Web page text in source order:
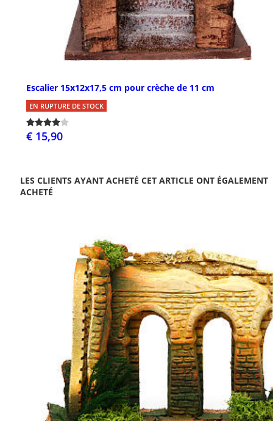
Escalier 15x12x17,5 cm pour crèche de 11 cm
EN RUPTURE DE STOCK
€ 15,90
LES CLIENTS AYANT ACHETÉ CET ARTICLE ONT ÉGALEMENT
ACHETÉ